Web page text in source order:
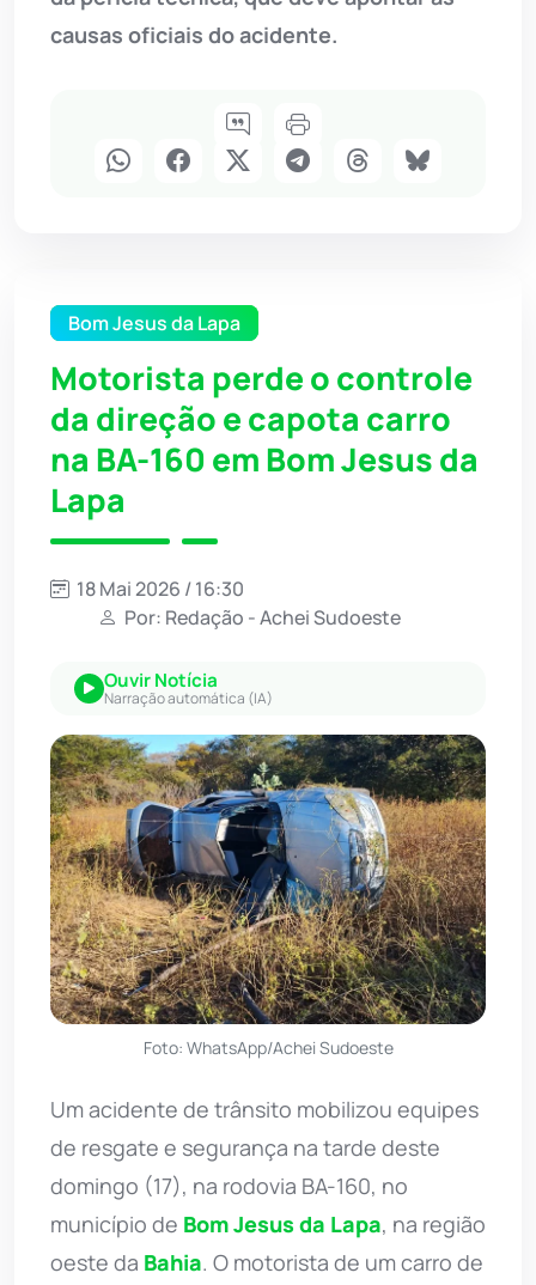
causas oficiais do acidente.
Bom Jesus da Lapa
Motorista perde o controle
da direção e capota carro
na BA-160 em Bom Jesus da
Lapa
18 Mai 2026 / 16:30
Por: Redação - Achei Sudoeste
Ouvir Notícia
Narração automática (IA)
Foto: WhatsApp/Achei Sudoeste
Um acidente de trânsito mobilizou equipes
de resgate e segurança na tarde deste
domingo (17), na rodovia BA-160, no
município de Bom Jesus da Lapa, na região
oeste da Bahia. O motorista de um carro de